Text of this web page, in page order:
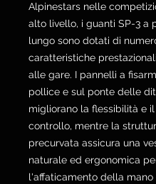
Alpinestars nelle
alto livello, i guanti SP-3 a
lungo sono dotati di
caratteristiche
alle gare. I pannelli a
pollice e sul ponte delle
migliorano la flessibilità e il
controllo, mentre la
precurvata assicura una
naturale ed ergonomica
l'affaticamento della mano